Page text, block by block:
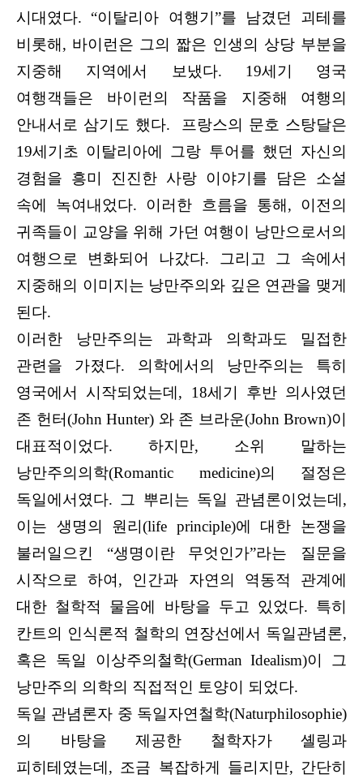
시대였다. “이탈리아 여행기”를 남겼던 괴테를
비롯해, 바이런은 그의 짧은 인생의 상당 부분을
지중해 지역에서 보냈다. 19세기 영국
여행객들은 바이런의 작품을 지중해 여행의
안내서로 삼기도 했다. 프랑스의 문호 스탕달은
19세기초 이탈리아에 그랑 투어를 했던 자신의
경험을 흥미 진진한 사랑 이야기를 담은 소설
속에 녹여내었다. 이러한 흐름을 통해, 이전의
귀족들이 교양을 위해 가던 여행이 낭만으로서의
여행으로 변화되어 나갔다. 그리고 그 속에서
지중해의 이미지는 낭만주의와 깊은 연관을 맺게
된다.
이러한 낭만주의는 과학과 의학과도 밀접한
관련을 가졌다. 의학에서의 낭만주의는 특히
영국에서 시작되었는데, 18세기 후반 의사였던
존 헌터(John Hunter) 와 존 브라운(John Brown)이
대표적이었다. 하지만, 소위 말하는
낭만주의의학(Romantic medicine)의 절정은
독일에서였다. 그 뿌리는 독일 관념론이었는데,
이는 생명의 원리(life principle)에 대한 논쟁을
불러일으킨 “생명이란 무엇인가”라는 질문을
시작으로 하여, 인간과 자연의 역동적 관계에
대한 철학적 물음에 바탕을 두고 있었다. 특히
칸트의 인식론적 철학의 연장선에서 독일관념론,
혹은 독일 이상주의철학(German Idealism)이 그
낭만주의 의학의 직접적인 토양이 되었다.
독일 관념론자 중 독일자연철학(Naturphilosophie)
의 바탕을 제공한 철학자가 셸링과
피히테였는데, 조금 복잡하게 들리지만, 간단히